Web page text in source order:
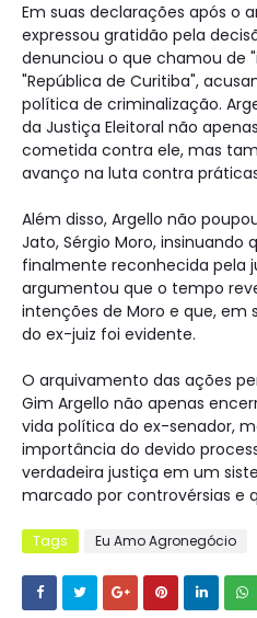
Em suas declarações após o
expressou gratidão pela
denunciou o que chamou de
"República de Curitiba",
política de criminalização.
da Justiça Eleitoral não
cometida contra ele, mas
avanço na luta contra
Além disso, Argello não
Jato, Sérgio Moro,
finalmente reconhecida pela
argumentou que o tempo
intenções de Moro e que, em
do ex-juiz foi evidente.
O arquivamento das ações
Gim Argello não apenas
vida política do ex-senador,
importância do devido
verdadeira justiça em um
marcado por controvérsias e
Tags Eu Amo Agronegócio